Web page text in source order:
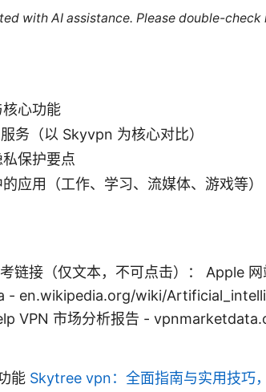
with AI assistance. Please double-
心功能
务（以 Skyvpn 为核心对比）
保护要点
应用（工作、学习、流媒体、游戏等）
链接（仅文本，不可点击）： Apple
- en.wikipedia.org/wiki/
VPN 市场分析报告 -
能 Skytree vpn：全面指南与实用技巧